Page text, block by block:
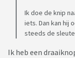
Ik doe de knip
iets. Dan kan hij
steeds de
Ik heb een